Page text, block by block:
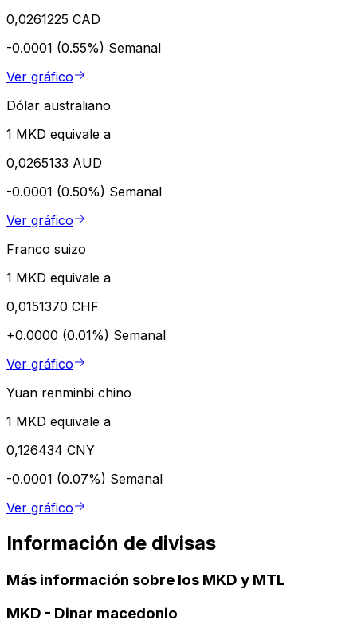
0,0261225 CAD
-0.0001 (0.55%) Semanal
Ver gráfico
Dólar australiano
1 MKD equivale a
0,0265133 AUD
-0.0001 (0.50%) Semanal
Ver gráfico
Franco suizo
1 MKD equivale a
0,0151370 CHF
+0.0000 (0.01%) Semanal
Ver gráfico
Yuan renminbi chino
1 MKD equivale a
0,126434 CNY
-0.0001 (0.07%) Semanal
Ver gráfico
Información de divisas
Más información sobre los MKD y MTL
MKD - Dinar macedonio